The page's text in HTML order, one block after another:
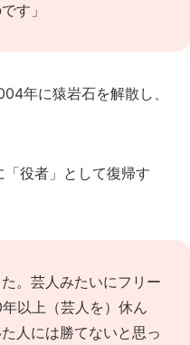
す」
年に猿岩石を解散し、
役者」として復帰す
。芸人みたいにフリー
以上（芸人を）休ん
人には勝てないと思っ